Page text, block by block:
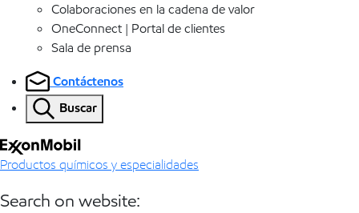
Colaboraciones en la cadena de valor
OneConnect | Portal de clientes
Sala de prensa
Contáctenos
Buscar
Productos químicos y especialidades
Search on website: